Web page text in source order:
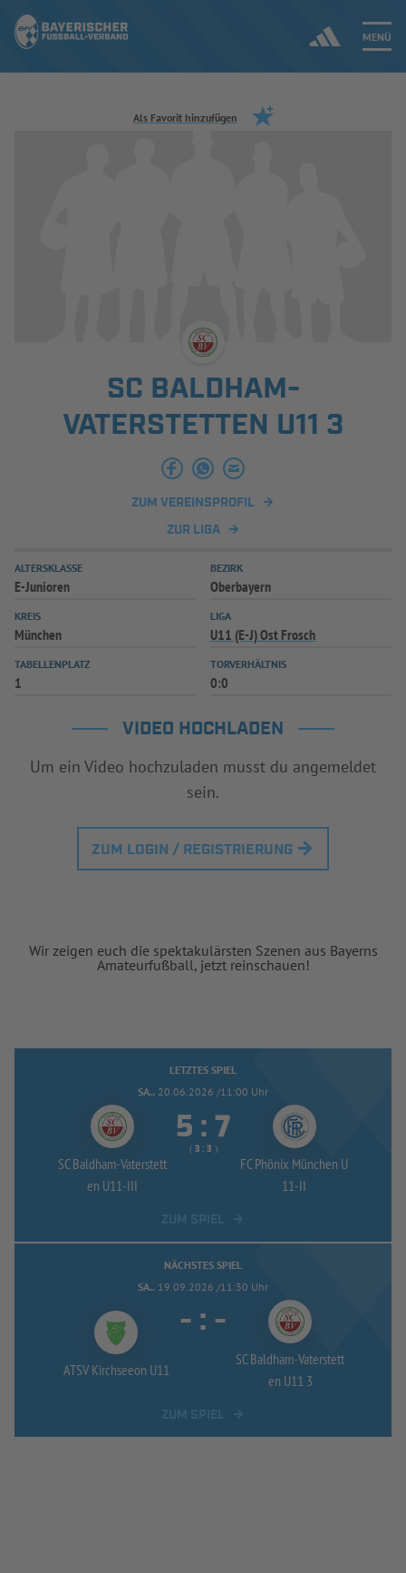
MENÜ
Jetzt einloggen
INFOTHEK SPIELPLUS
Als Favorit hinzufügen
SC BALDHAM-
VATERSTETTEN U11 3
ZUM VEREINSPROFIL
ZUR LIGA
ALTERSKLASSE
E-Junioren
BEZIRK
Oberbayern
KREIS
München
LIGA
U11 (E-J) Ost Frosch
TABELLENPLATZ
1
TORVERHÄLTNIS
0:0
VIDEO HOCHLADEN
Um ein Video hochzuladen musst du angemeldet
sein.
ZUM LOGIN / REGISTRIERUNG
Wir zeigen euch die spektakulärsten Szenen aus Bayerns
Amateurfußball, jetzt reinschauen!
LETZTES SPIEL
SA.. 20.06.2026 /11:00 Uhr
SC Baldham-Vaterstett
en U11-III
 : 
(  :  )
FC Phönix München U
11-II
NÄCHSTES SPIEL
SA.. 19.09.2026 /11:30 Uhr
ATSV Kirchseeon U11
- : -
SC Baldham-Vaterstett
en U11 3